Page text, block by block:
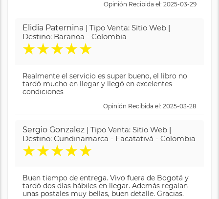
Opinión Recibida el: 2025-03-29
Elidia Paternina | Tipo Venta: Sitio Web |
Destino: Baranoa - Colombia
★★★★★
Realmente el servicio es super bueno, el libro no
tardó mucho en llegar y llegó en excelentes
condiciones
Opinión Recibida el: 2025-03-28
Sergio Gonzalez | Tipo Venta: Sitio Web |
Destino: Cundinamarca - Facatativá - Colombia
★★★★★
Buen tiempo de entrega. Vivo fuera de Bogotá y
tardó dos días hábiles en llegar. Además regalan
unas postales muy bellas, buen detalle. Gracias.